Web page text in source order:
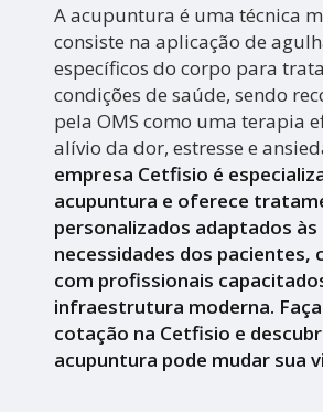
A acupuntura é uma técnica
consiste na aplicação de
específicos do corpo para
condições de saúde, sendo
pela OMS como uma terapia
alívio da dor, estresse e
empresa Cetfisio é
acupuntura e oferece
personalizados adaptados às
necessidades dos pacientes,
com profissionais
infraestrutura moderna.
cotação na Cetfisio e
acupuntura pode mudar sua